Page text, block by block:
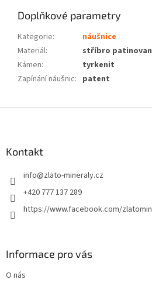
Doplňkové parametry
Kategorie:
náušnice
Materiál:
stříbro
Kámen:
tyrkenit
Zapínání náušnic: patent
Kontakt
info@zlato-mineraly.cz
+420 777 137 289
https://www.facebook.com/
Informace pro vás
O nás